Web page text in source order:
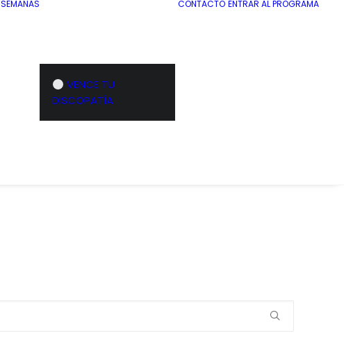
VENCE TU
DISCOPATÍA
CONTACTO ENTRAR AL PROGRAMA